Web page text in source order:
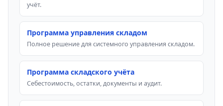
учёт.
Программа управления складом
Полное решение для системного управления складом.
Программа складского учёта
Себестоимость, остатки, документы и аудит.